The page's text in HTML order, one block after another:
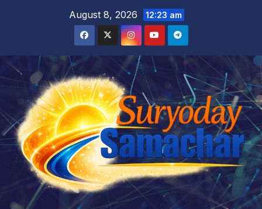
August 8, 2026 12:23 am